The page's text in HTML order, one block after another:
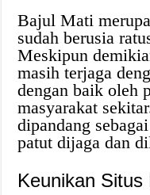
Bajul Mati
sudah berusia
Meskipun
masih terjaga
dengan baik oleh
masyarakat
dipandang
patut dijaga dan
Keunikan Situs